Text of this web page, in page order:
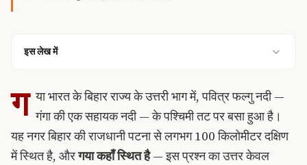
इस लेख में
ग या भारत के बिहार राज्य के उत्तरी भाग में, पवित्र फल्गु नदी —
गंगा की एक सहायक नदी — के पश्चिमी तट पर बसा हुआ है।
यह नगर बिहार की राजधानी पटना से लगभग 100 किलोमीटर दक्षिण
में स्थित है, औरगया कहाँ स्थित है— इस प्रश्न का उत्तर केवल